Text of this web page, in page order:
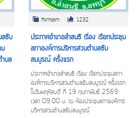
ลซับ
บล
กิจการสภา 1232
ประกาศอำเภอลำสนธิ เรื่อง เรียกประชุม
สภาองค์การบริหารส่วนตำบลซับ
สมบูรณ์ ครั้งแรก
ประกาศอำเภอลำสนธิ เรื่อง เรียกประชุมสภา
องค์การบริหารส่วนตำบลซับสมบูรณ์ ครั้งแรก
ในวันพฤหัสบดี ที่ 19 กุมภาพันธ์ 2569
เวลา 09.00 น. ณ ห้องประชุมสภาองค์การ
บริหารส่วนตำบลซับสมบูรณ์